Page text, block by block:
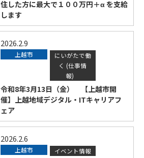
住した方に最大で１００万円＋α を支給
します
2026.2.9
上越市
にいがたで働
く (仕事情
報)
令和8年3月13日（金） 【上越市開
催】上越地域デジタル・ITキャリアフ
ェア
2026.2.6
上越市 イベント情報